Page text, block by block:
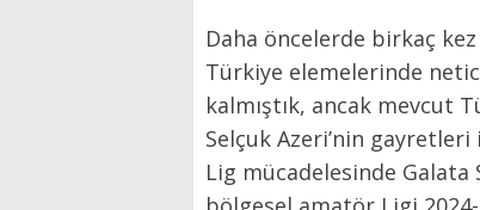
Daha öncelerde birkaç
Türkiye elemelerinde
kalmıştık, ancak mevcut
Selçuk Azeri’nin
Lig mücadelesinde